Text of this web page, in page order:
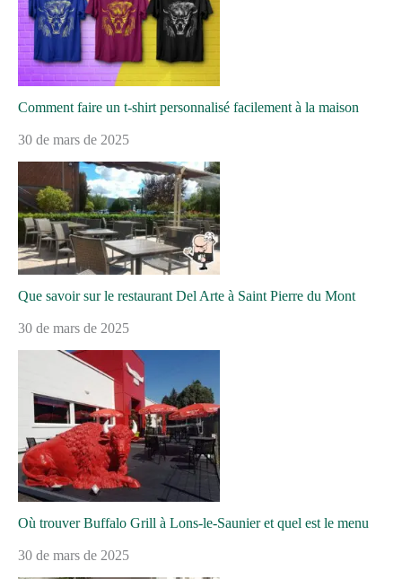
Comment faire un t-shirt personnalisé facilement à la maison
30 de mars de 2025
Que savoir sur le restaurant Del Arte à Saint Pierre du Mont
30 de mars de 2025
Où trouver Buffalo Grill à Lons-le-Saunier et quel est le menu
30 de mars de 2025